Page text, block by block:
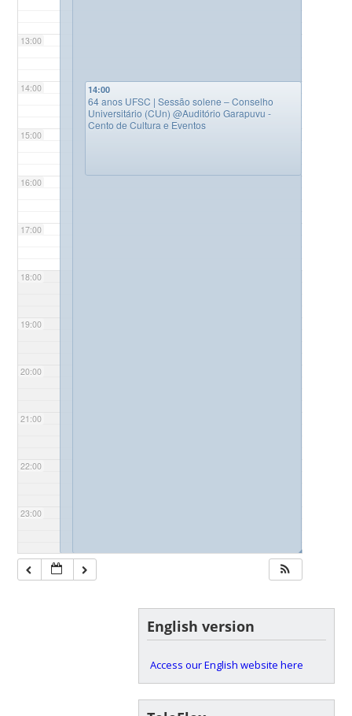
13:00
14:00
15:00
16:00
17:00
18:00
19:00
20:00
21:00
22:00
23:00
◢◢
14:00
64 anos UFSC | Sessão solene – Conselho
Universitário (CUn)@Auditório Garapuvu -
Cento de Cultura e Eventos
English version
Access our English website here